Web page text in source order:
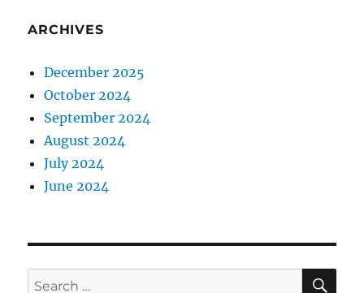
ARCHIVES
December 2025
October 2024
September 2024
August 2024
July 2024
June 2024
Search